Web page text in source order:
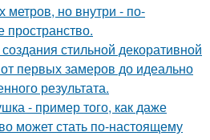
метров, но внутри - по-
пространство.
стильной декоративной
первых замеров до идеально
результата.
- пример того, как даже
может стать по-настоящему